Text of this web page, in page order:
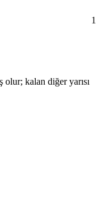
olur; kalan diğer yarısı
1